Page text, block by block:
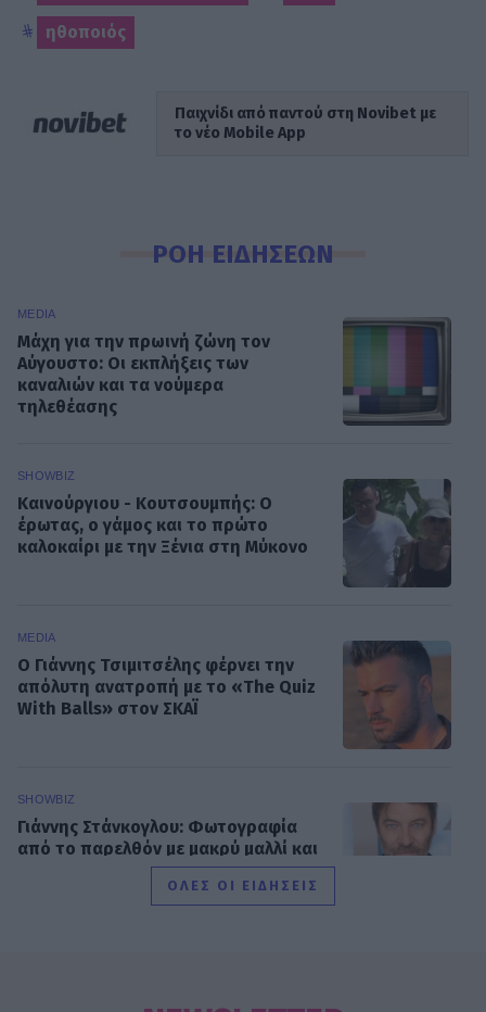
ηθοποιός
Παιχνίδι από παντού στη Novibet με
το νέο Mobile App
ΡΟΗ ΕΙΔΗΣΕΩΝ
MEDIA
Μάχη για την πρωινή ζώνη τον
Αύγουστο: Οι εκπλήξεις των
καναλιών και τα νούμερα
τηλεθέασης
SHOWBIZ
Καινούργιου - Κουτσουμπής: Ο
έρωτας, ο γάμος και το πρώτο
καλοκαίρι με την Ξένια στη Μύκονο
MEDIA
Ο Γιάννης Τσιμιτσέλης φέρνει την
απόλυτη ανατροπή με το «The Quiz
With Balls» στον ΣΚΑΪ
SHOWBIZ
Γιάννης Στάνκογλου: Φωτογραφία
από το παρελθόν με μακρύ μαλλί και
ροκ στιλ από τα νεανικά του χρόνια
ΟΛΕΣ ΟΙ ΕΙΔΗΣΕΙΣ